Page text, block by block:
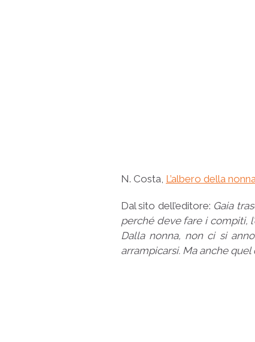
N. Costa, L’albero della
Dal sito dell’editore: Gaia
perché deve fare i compiti,
Dalla nonna, non ci si
arrampicarsi. Ma anche